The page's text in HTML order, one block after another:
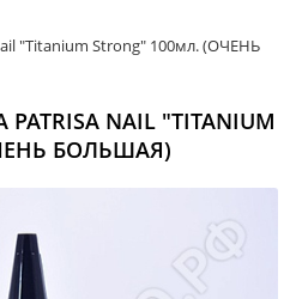
NAIL "TITANIUM
БОЛЬШАЯ)